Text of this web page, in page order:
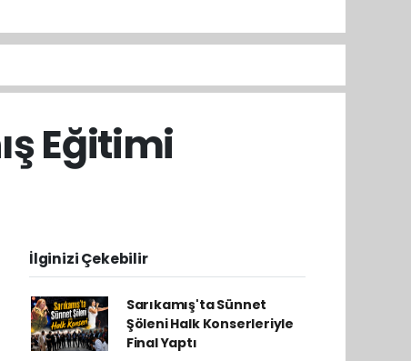
Eğitimi
İlginizi Çekebilir
Sarıkamış'ta Sünnet
Şöleni Halk Konserleriyle
Final Yaptı